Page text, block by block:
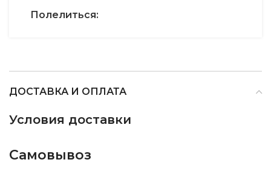
Полелиться:
ДОСТАВКА И ОПЛАТА
Условия доставки
Самовывоз